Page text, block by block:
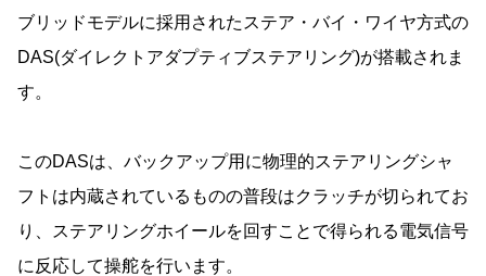
ブリッドモデルに採用されたステア・バイ・ワイヤ方式の
DAS(ダイレクトアダプティブステアリング)が搭載されま
す。
このDASは、バックアップ用に物理的ステアリングシャ
フトは内蔵されているものの普段はクラッチが切られてお
り、ステアリングホイールを回すことで得られる電気信号
に反応して操舵を行います。